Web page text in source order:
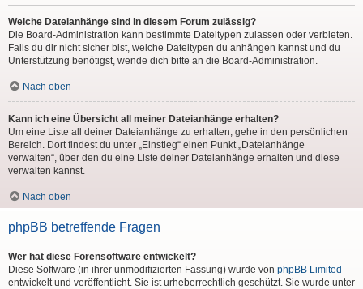
Welche Dateianhänge sind in diesem Forum zulässig?
Die Board-Administration kann bestimmte Dateitypen zulassen oder verbieten.
Falls du dir nicht sicher bist, welche Dateitypen du anhängen kannst und du
Unterstützung benötigst, wende dich bitte an die Board-Administration.
Nach oben
Kann ich eine Übersicht all meiner Dateianhänge erhalten?
Um eine Liste all deiner Dateianhänge zu erhalten, gehe in den persönlichen
Bereich. Dort findest du unter „Einstieg“ einen Punkt „Dateianhänge
verwalten“, über den du eine Liste deiner Dateianhänge erhalten und diese
verwalten kannst.
Nach oben
phpBB betreffende Fragen
Wer hat diese Forensoftware entwickelt?
Diese Software (in ihrer unmodifizierten Fassung) wurde von phpBB Limited
entwickelt und veröffentlicht. Sie ist urheberrechtlich geschützt. Sie wurde unter